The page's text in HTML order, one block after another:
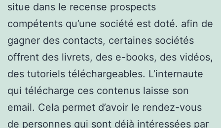
situe dans le recense prospects
compétents qu’une société est doté. afin de
gagner des contacts, certaines sociétés
offrent des livrets, des e-books, des vidéos,
des tutoriels téléchargeables. L’internaute
qui télécharge ces contenus laisse son
email. Cela permet d’avoir le rendez-vous
de personnes qui sont déjà intéressées par